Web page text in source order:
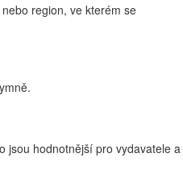
region, ve kterém se
jsou hodnotnější pro vydavatele a